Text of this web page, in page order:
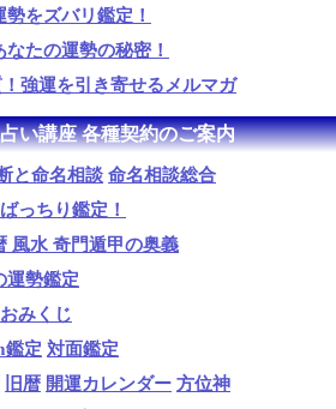
をズバリ鑑定！
たの運勢の秘密！
強運を引き寄せるメルマガ
い講座 各種契約のご案内
と命名相談 命名相談総合
っちり鑑定！
風水 奇門遁甲の奥義
運勢鑑定
みくじ
鑑定 対面鑑定
旧暦 開運カレンダー 方位神